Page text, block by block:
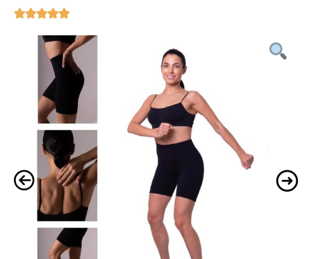
